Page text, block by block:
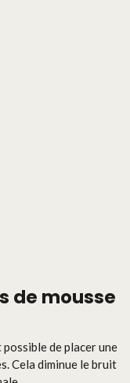
de mousse
de placer une
Cela diminue le bruit